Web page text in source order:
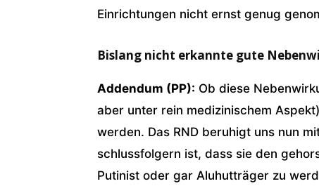
Einrichtungen nicht ernst genug
Bislang nicht erkannte gute
Addendum (PP): Ob diese
aber unter rein medizinischem
werden. Das RND beruhigt uns nun
schlussfolgern ist, dass sie den
Putinist oder gar Aluhutträger zu